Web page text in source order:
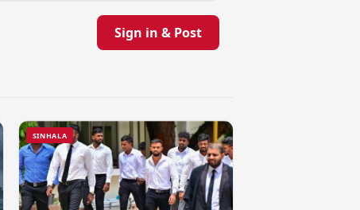
Sign in & Post
SINHALA